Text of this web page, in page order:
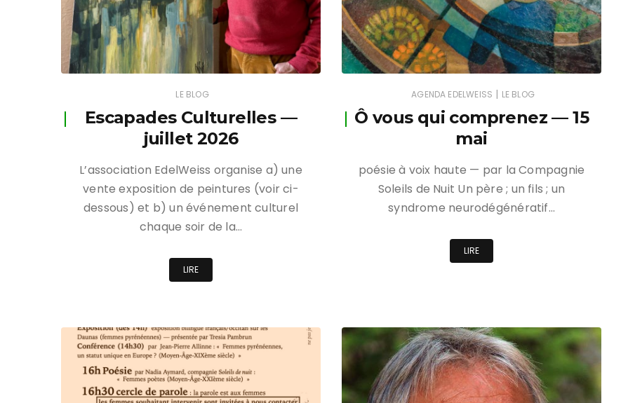
LE BLOG
Escapades Culturelles —
juillet 2026
L’association EdelWeiss organise a) une
vente exposition de peintures (voir ci-
dessous) et b) un événement culturel
chaque soir de la…
LIRE
AGENDA EDELWEISS | LE BLOG
Ô vous qui comprenez — 15
mai
poésie à voix haute — par la Compagnie
Soleils de Nuit Un père ; un fils ; un
syndrome neurodégénératif…
LIRE